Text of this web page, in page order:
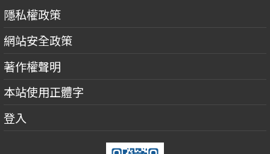
隱私權政策
網站安全政策
著作權聲明
本站使用正體字
登入